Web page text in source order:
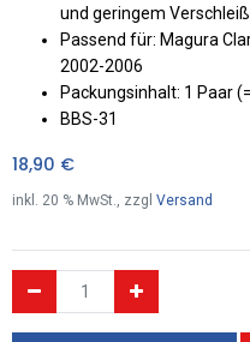
und geringem Verschleiß.
Passend für: Magura
2002-2006
Packungsinhalt: 1 Paar
BBS-31
18,90 €
inkl. 20 % MwSt., zzgl Versand